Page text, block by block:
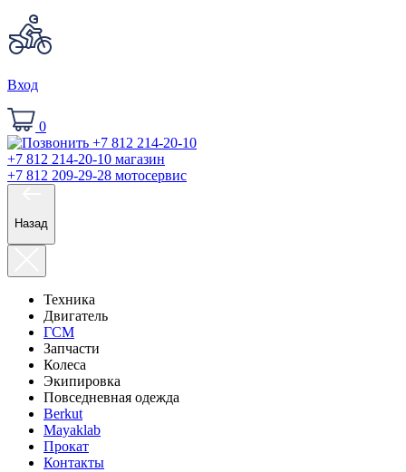
Вход
0
+7 812 214-20-10 магазин
+7 812 209-29-28 мотосервис
Назад
Техника
Двигатель
ГСМ
Запчасти
Колеса
Экипировка
Повседневная одежда
Berkut
Mayaklab
Прокат
Контакты